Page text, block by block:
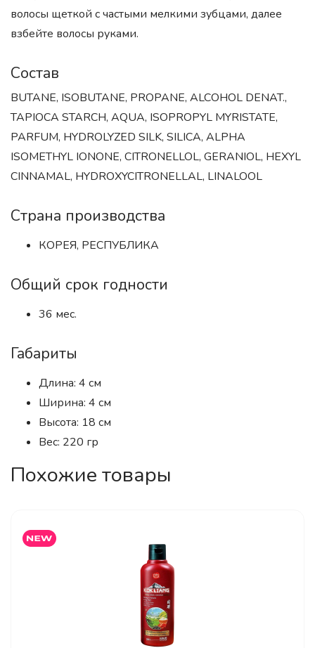
волосы щеткой с частыми мелкими зубцами, далее
взбейте волосы руками.
Состав
BUTANE, ISOBUTANE, PROPANE, ALCOHOL DENAT.,
TAPIOCA STARCH, AQUA, ISOPROPYL MYRISTATE,
PARFUM, HYDROLYZED SILK, SILICA, ALPHA
ISOMETHYL IONONE, CITRONELLOL, GERANIOL, HEXYL
CINNAMAL, HYDROXYCITRONELLAL, LINALOOL
Страна производства
КОРЕЯ, РЕСПУБЛИКА
Общий срок годности
36 мес.
Габариты
Длина: 4 см
Ширина: 4 см
Высота: 18 см
Вес: 220 гр
Похожие товары